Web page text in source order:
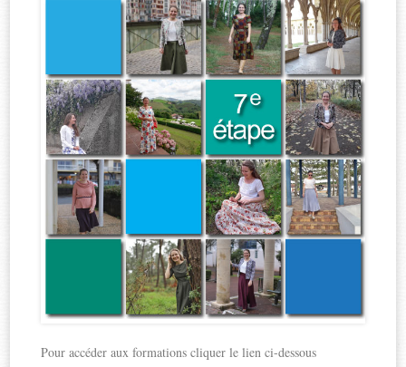
Pour accéder aux formations cliquer le lien ci-dessous